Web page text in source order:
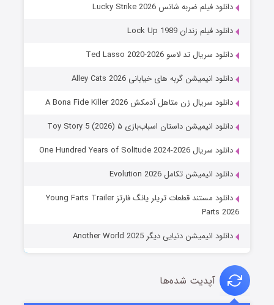
دانلود فیلم ضربه شانس Lucky Strike 2026
دانلود فیلم زندان Lock Up 1989
دانلود سریال تد لاسو Ted Lasso 2020-2026
دانلود انیمیشن گربه های خیابانی Alley Cats 2026
دانلود سریال زن متاهل آدمکش A Bona Fide Killer 2026
دانلود انیمیشن داستان اسباب‌بازی ۵ Toy Story 5 (2026)
دانلود سریال One Hundred Years of Solitude 2024-2026
دانلود انیمیشن تکامل Evolution 2026
دانلود مستند قطعات تریلر یانگ فارتز Young Farts Trailer
Parts 2026
دانلود انیمیشن دنیایی دیگر Another World 2025
آپدیت شده‌ها